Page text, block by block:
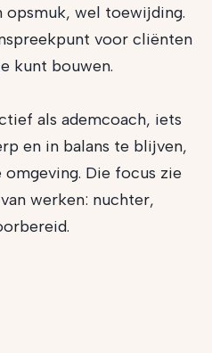
opsmuk, wel toewijding.
voor cliënten
kunt bouwen.
als ademcoach, iets
en in balans te blijven,
Die focus zie
werken: nuchter,